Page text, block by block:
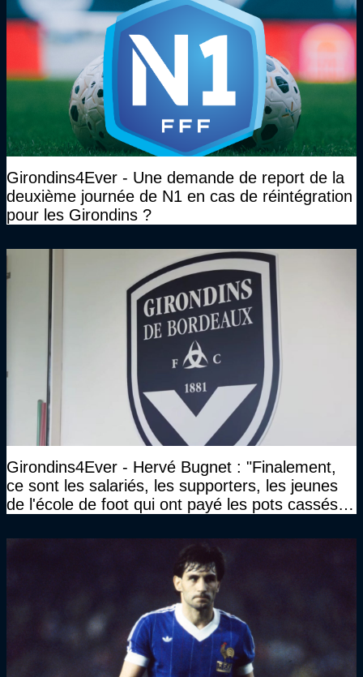
Girondins4Ever - Une demande de report de la
deuxième journée de N1 en cas de réintégration
pour les Girondins ?
Girondins4Ever - Hervé Bugnet : "Finalement,
ce sont les salariés, les supporters, les jeunes
de l'école de foot qui ont payé les pots cassés